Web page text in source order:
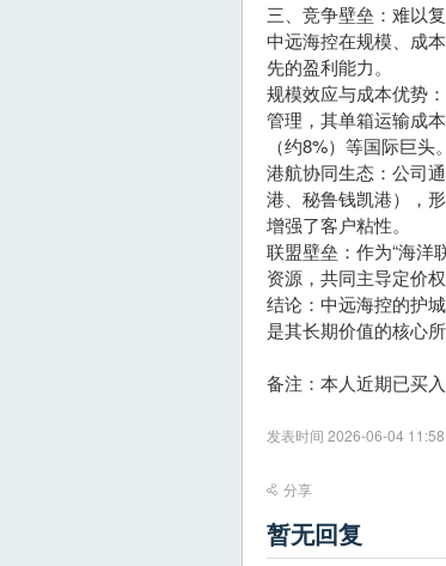
三、竞争壁垒：难以
中远海控在规模、成
先的盈利能力。
规模效应与成本优势
管理，其单箱运输成
（约8%）等国际巨
港航协同生态：公司
港、秘鲁钱凯港），
增强了客户粘性。
联盟壁垒：作为“海洋
资源，共同主导定价
结论：中远海控的护
是其长期价值的核心所
备注：本人近期已买
发表时间 2026-06-04 11:58
分享
暂无回复